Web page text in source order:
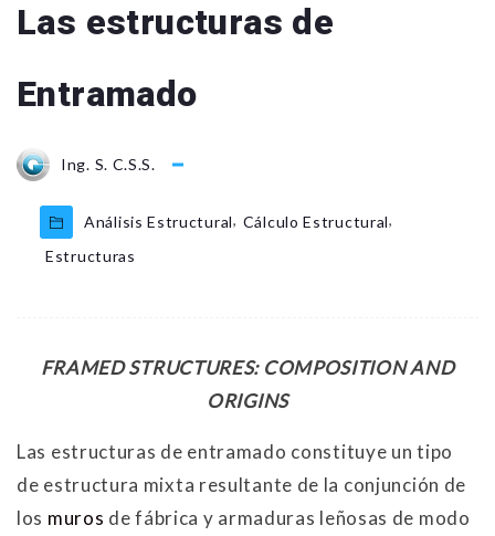
Las estructuras de
Entramado
Ing. S. C.S.S.
Análisis Estructural, Cálculo Estructural,
Estructuras
FRAMED STRUCTURES: COMPOSITION AND
ORIGINS
Las estructuras de entramado constituye un tipo
de estructura mixta resultante de la conjunción de
los muros de fábrica y armaduras leñosas de modo